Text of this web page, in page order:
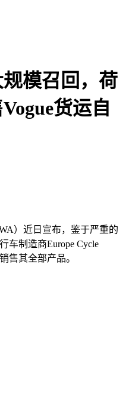
模召回，荷
货运自
）近日宣布，鉴于严重的
车制造商Europe Cycle
售其全部产品。